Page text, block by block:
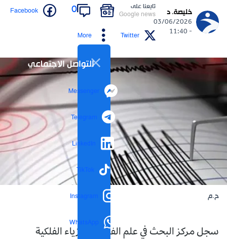
خليصة. د
03/06/2026
- 11:40
تابعنا على
Google news
0
Facebook
Twitter
More
التواصل الاجتماعي
Messenger
Telegram
LinkedIn
TikTok
Instagram
WhatsApp
ح.م
سجل مركز البحث في علم الفلك والفيزياء الفلكية